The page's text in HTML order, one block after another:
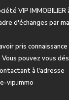
VIP
d'échanges par
pris
Vous pouvez vous
à l'adresse
vip.immo